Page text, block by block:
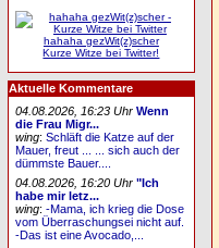
hahaha gezWit(z)scher
Kurze Witze bei Twitter!
Aktuelle Kommentare
04.08.2026, 16:23 Uhr Wenn
die Frau Migr...
wing:Schläft die Katze auf der
Mauer, freut ... ... sich auch der
dümmste Bauer....
04.08.2026, 16:20 Uhr "Ich
habe mir letz...
wing:-Mama, ich krieg die Dose
vom Überraschungsei nicht auf.
-Das ist eine Avocado,...